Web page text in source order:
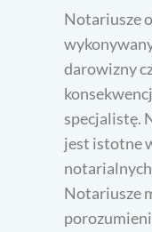
Notariusze
darowizny
specjalistę.
jest istotne
Notariusze